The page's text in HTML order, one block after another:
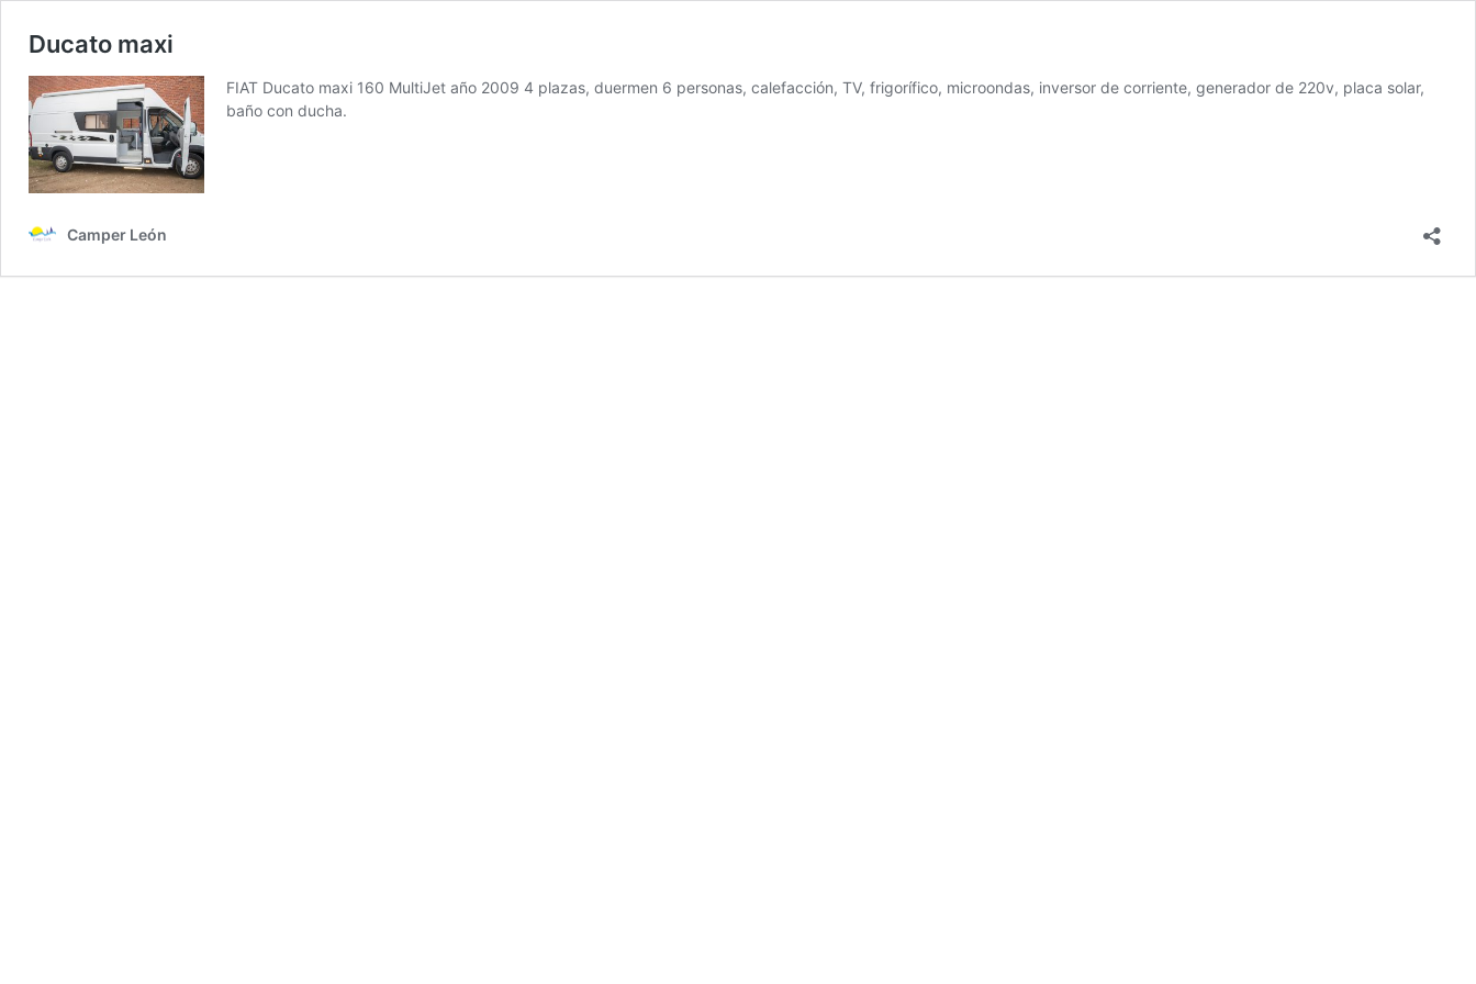
Ducato maxi
FIAT Ducato maxi 160 MultiJet año 2009 4 plazas, duermen 6 personas, calefacción, TV, frigorífico, microondas, inversor de corriente, generador de 220v, placa solar,
baño con ducha.
Camper León